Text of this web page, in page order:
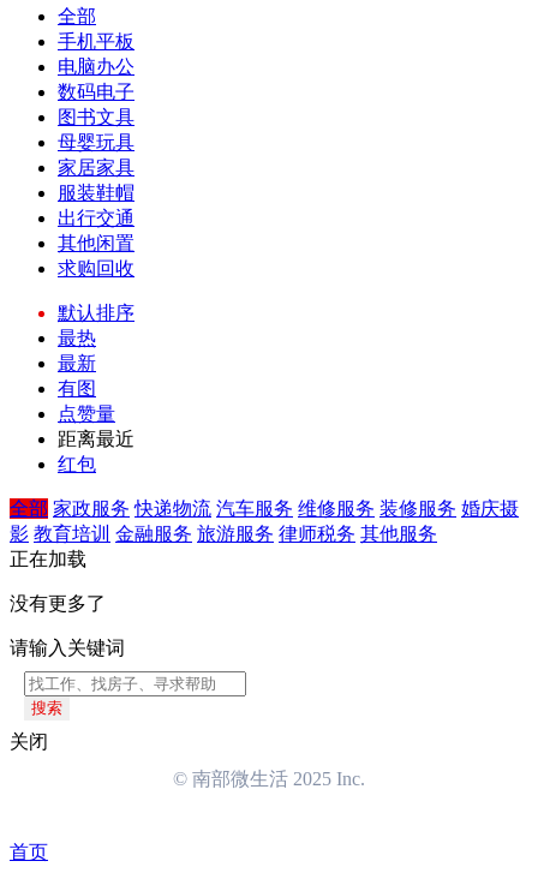
全部
手机平板
电脑办公
数码电子
图书文具
母婴玩具
家居家具
服装鞋帽
出行交通
其他闲置
求购回收
默认排序
最热
最新
有图
点赞量
距离最近
红包
全部 家政服务 快递物流 汽车服务 维修服务 装修服务 婚庆摄
影 教育培训 金融服务 旅游服务 律师税务 其他服务
正在加载
没有更多了
请输入关键词
搜索
关闭
© 南部微生活 2025 Inc.
首页